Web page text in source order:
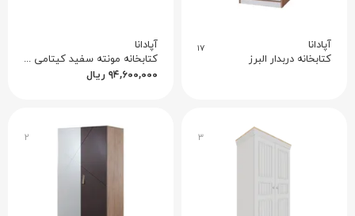
آپادانا ۱۷
کتابخانه دربدار البرز
آپادانا
کتابخانه مونته سفید کیتامی نوجوان
۹۴,۶۰۰,۰۰۰ ریال
۳ ۲